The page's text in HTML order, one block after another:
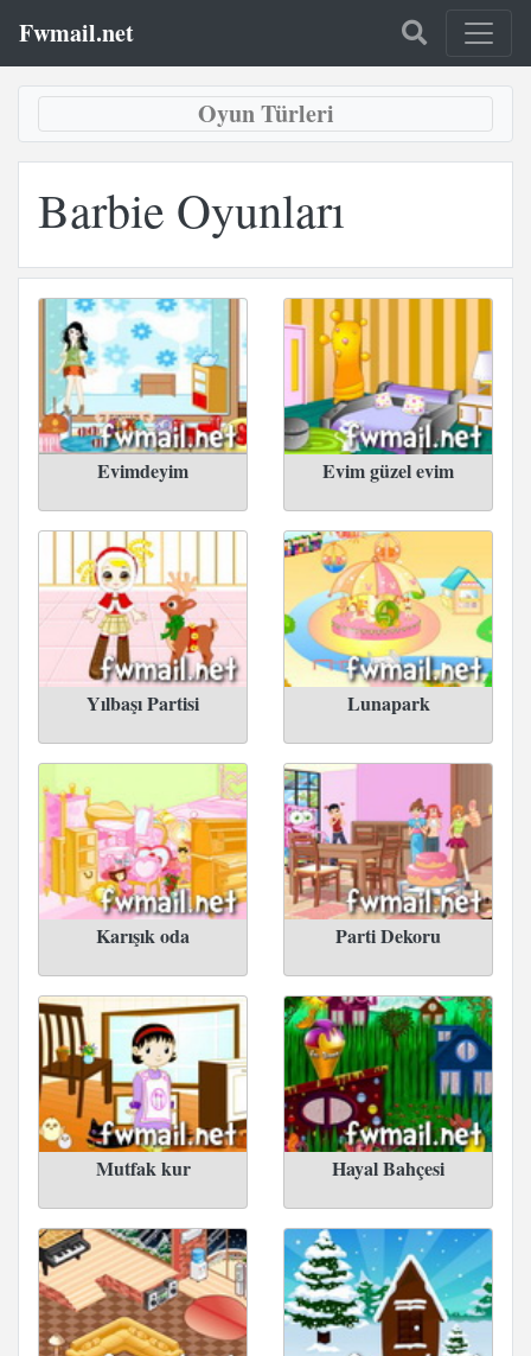
Fwmail.net
Oyun Türleri
Barbie Oyunları
Evimdeyim Evim güzel evim
Yılbaşı Partisi Lunapark
Karışık oda Parti Dekoru
Mutfak kur Hayal Bahçesi